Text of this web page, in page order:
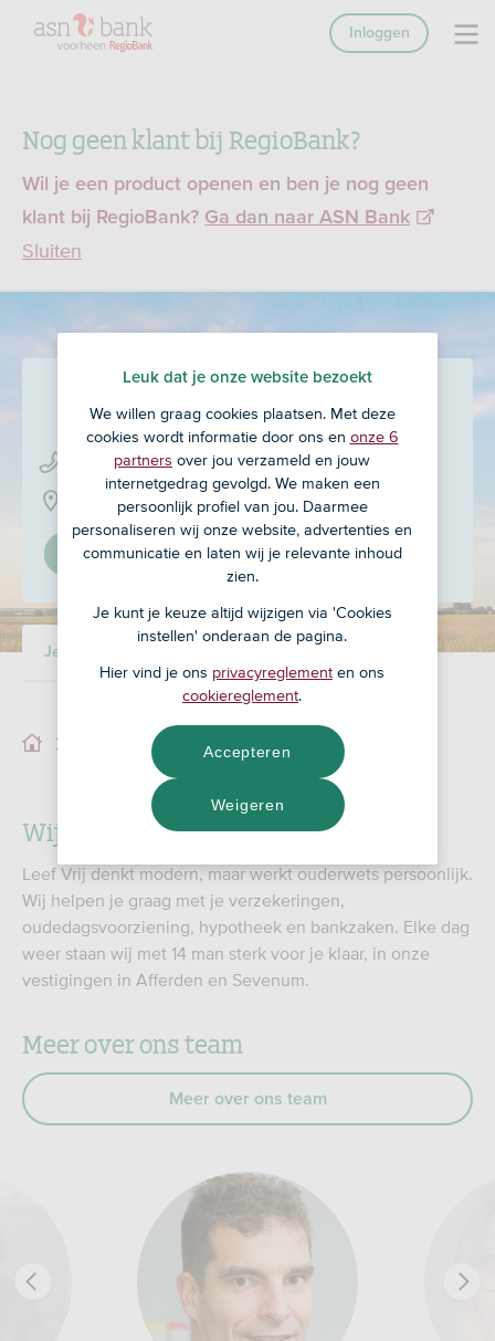
Nog geen klant bij RegioBank?
Wil je een product openen en ben je nog geen
klant bij RegioBank? Ga dan naar ASN Bank
Sluiten
Inloggen
Leef Vrijin Sevenum
077 - 467 81 50
Pastoor Vullinghsplein 12, 5975 DJ
Stel in als mijn adviseur
Je adviseur
Je adviseur
Wij zijn pas tevreden als jij dat bent
Leef Vrij denkt modern, maar werkt ouderwets persoonlijk.
Wij helpen je graag met je verzekeringen,
oudedagsvoorziening, hypotheek en bankzaken. Elke dag
weer staan wij met 14 man sterk voor je klaar, in onze
vestigingen in Afferden en Sevenum.
Meer over ons team
Meer over ons team
Leuk dat je onze website bezoekt
We willen graag cookies plaatsen. Met deze
cookies wordt informatie door ons en onze 6
partners over jou verzameld en jouw
internetgedrag gevolgd. We maken een
persoonlijk profiel van jou. Daarmee
personaliseren wij onze website, advertenties en
communicatie en laten wij je relevante inhoud
zien.
Je kunt je keuze altijd wijzigen via 'Cookies
instellen' onderaan de pagina.
Hier vind je ons privacyreglement en ons
cookiereglement.
Weigeren
Accepteren